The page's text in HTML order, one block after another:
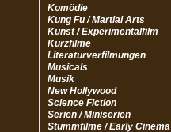
Komödie
Kung Fu / Martial Arts
Kunst / Experimentalfilm
Kurzfilme
Literaturverfilmungen
Musicals
Musik
New Hollywood
Science Fiction
Serien / Miniserien
Stummfilme / Early Cinema